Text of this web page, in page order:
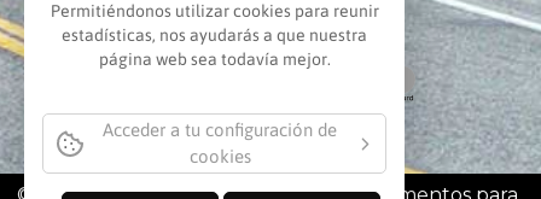
© BLOBIKES 2022 | Bicicletas y complementos para
Permitiéndonos utilizar cookies para reunir
estadísticas, nos ayudarás a que nuestra
página web sea todavía mejor.
Acceder a tu configuración de
cookies